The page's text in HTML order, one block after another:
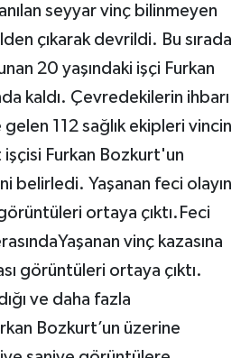
seyyar vinç bilinmeyen
çıkarak devrildi. Bu sırada
20 yaşındaki işçi Furkan
kaldı. Çevredekilerin ihbarı
112 sağlık ekipleri vincin
işçisi Furkan Bozkurt'un
belirledi. Yaşanan feci olayın
ortaya çıktı.Feci
vinç kazasına
görüntüleri ortaya çıktı.
ve daha fazla
Bozkurt’un üzerine